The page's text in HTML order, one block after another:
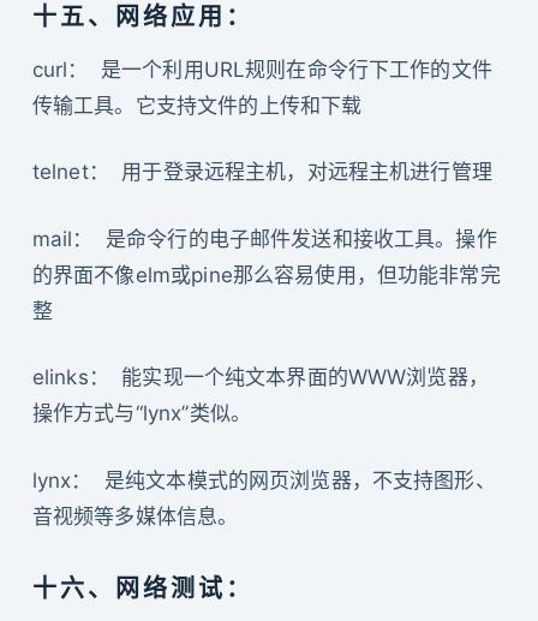
十五、网络应用：
curl： 是一个利用URL规则在命令行下工作的文件
传输工具。它支持文件的上传和下载
telnet： 用于登录远程主机，对远程主机进行管理
mail： 是命令行的电子邮件发送和接收工具。操作
的界面不像elm或pine那么容易使用，但功能非常完
整
elinks： 能实现一个纯文本界面的WWW浏览器，
操作方式与“lynx”类似。
lynx： 是纯文本模式的网页浏览器，不支持图形、
音视频等多媒体信息。
十六、网络测试：